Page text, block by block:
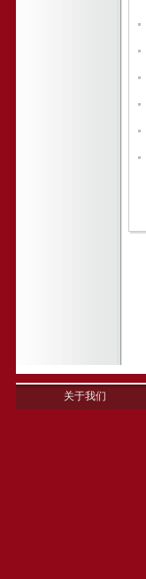
关于我们